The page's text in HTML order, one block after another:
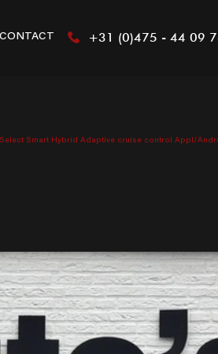
CONTACT +31 (0)475 - 44 09
Select Smart Hybrid Adaptive cruise control Appl/